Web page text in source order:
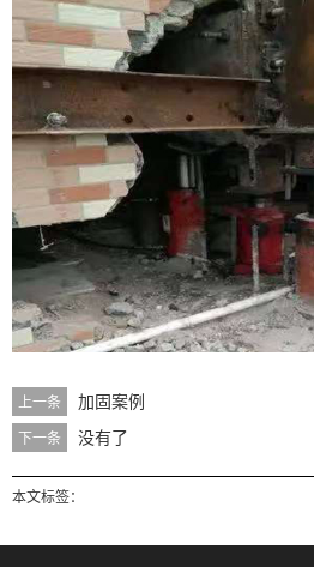
上一条 加固案例
下一条 没有了
本文标签：